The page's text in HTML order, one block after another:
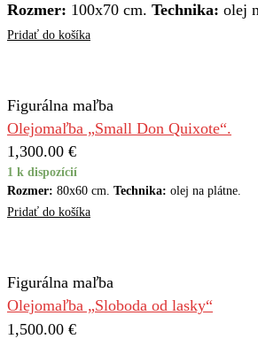
Rozmer: 100x70 cm. Technika: olej
Pridať do košíka
Figurálna maľba
Olejomaľba „Small Don Quixote“.
1,300.00 €
1 k dispozícií
Rozmer: 80x60 cm. Technika: olej na plátne.
Pridať do košíka
Figurálna maľba
Olejomaľba „Sloboda od lasky“
1,500.00 €